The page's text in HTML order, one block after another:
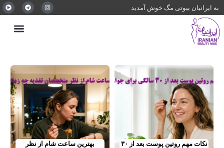
به ایرانیان بیوتی مگ خوش آمدید
نکات مهم روتین پوست بعد از ۳۰
بهترین ساعت شام از نظر